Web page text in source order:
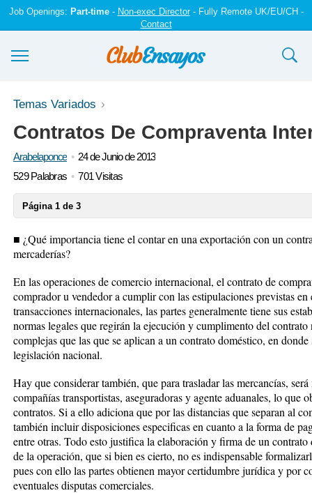
Job Openings: Part-time- Non-exec Director- Fully Remote UK/EU/CH -
Contact
Ensayos y trabajos
Registrarse
Iniciar sesión
Temas Variados
Contratos De Compraventa
Arabelaponce
24 de Junio de 2013
529 Palabras
701 Visitas
Página 1 de 3
■ ¿Qué importancia tiene el contar en una exportación con un
mercaderías?
En las operaciones de comercio internacional, el contrato de
comprador u vendedor a cumplir con las estipulaciones previstas
transacciones internacionales, las partes generalmente tiene sus
normas legales que regirán la ejecución y cumplimento del contrato
complejas que las que se aplican a un contrato doméstico, en
legislación nacional.
Hay que considerar también, que para trasladar las mercancías,
compañías transportistas, aseguradoras y agente aduanales, lo que
contratos. Si a ello adiciona que por las distancias que separan al
también incluir disposiciones especificas en cuanto a la forma de
entre otras. Todo esto justifica la elaboración y firma de un contrato
de la operación, que si bien es cierto, no es indispensable
pues con ello las partes obtienen mayor certidumbre jurídica y por
eventuales disputas comerciales.